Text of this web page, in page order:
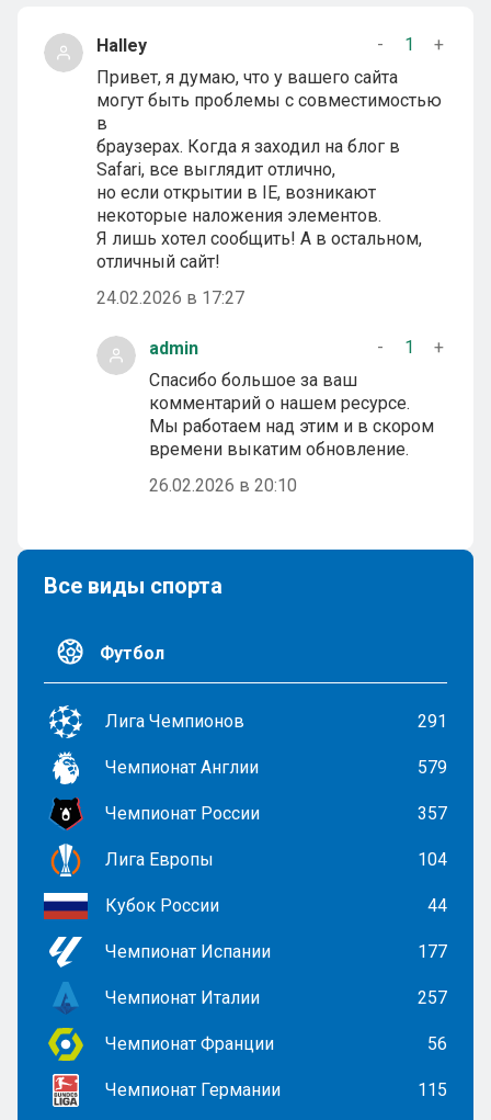
Halley - 1
+
Привет, я думаю, что у вашего сайта
могут быть проблемы с совместимостью
в
браузерах. Когда я заходил на блог в
Safari, все выглядит отлично,
но если открытии в IE, возникают
некоторые наложения элементов.
Я лишь хотел сообщить! А в остальном,
отличный сайт!
24.02.2026 в 17:27
admin - 1
+
Спасибо большое за ваш
комментарий о нашем ресурсе.
Мы работаем над этим и в скором
времени выкатим обновление.
26.02.2026 в 20:10
Все виды спорта
Футбол
Лига Чемпионов 291
Чемпионат Англии 579
Чемпионат России 357
Лига Европы 104
Кубок России 44
Чемпионат Испании 177
Чемпионат Италии 257
Чемпионат Франции 56
Чемпионат Германии 115